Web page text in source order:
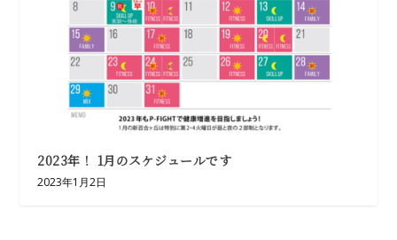
2023年！ 1月のスケジュールです
2023年1月2日